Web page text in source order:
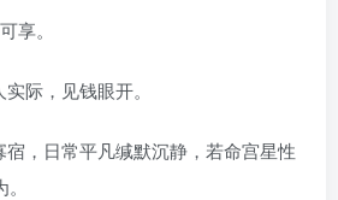
享。
际，见钱眼开。
，日常平凡缄默沉静，若命宫星性